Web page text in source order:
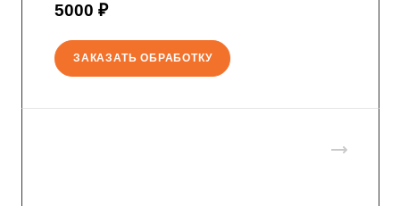
5000 ₽
ЗАКАЗАТЬ ОБРАБОТКУ